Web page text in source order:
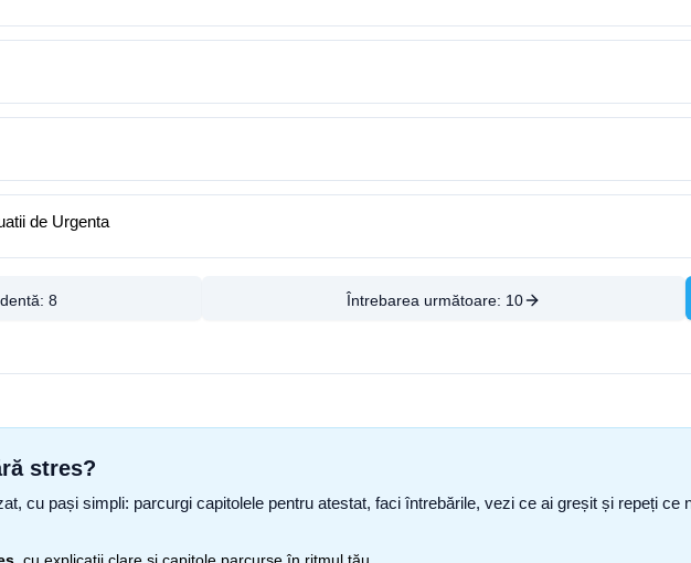
de Urgenta
8 Întrebarea următoare: 10
stres?
cu pași simpli: parcurgi capitolele pentru atestat, faci întrebările, vezi ce ai greșit și repeți